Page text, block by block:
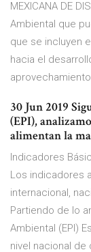
MEXICANA DE
Ambiental que
que se incluyen
hacia el
aprovechamiento
30 Jun 2019
(EPI),
alimentan la
Indicadores
Los indicadores
internacional,
Partiendo de lo
Ambiental (EPI)
nivel nacional